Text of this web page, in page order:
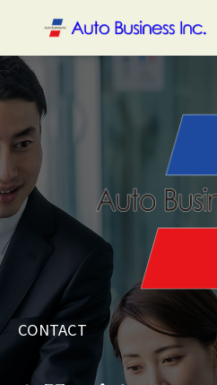
CONTACT